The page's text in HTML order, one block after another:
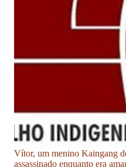
Vítor, um menino Kaingang
assassinado enquanto era